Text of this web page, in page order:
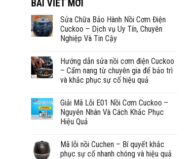
BÀI VIẾT MỚI
Sửa Chữa Bảo Hành Nồi Cơm Điện
Cuckoo – Dịch vụ Uy Tín, Chuyên
Nghiệp Và Tin Cậy
Hướng dẫn sửa nồi cơm điện Cuckoo
– Cẩm nang từ chuyên gia để bảo trì
và khắc phục sự cố hiệu quả
Giải Mã Lỗi E01 Nồi Cơm Cuckoo –
Nguyên Nhân Và Cách Khắc Phục
Hiệu Quả
Mã lỗi nồi Cuchen – Bí quyết khắc
phục sự cố nhanh chóng và hiệu quả